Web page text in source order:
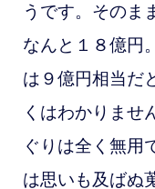
うです。そのま
なんと１８億円
は９億円相当だ
くはわかりませ
ぐりは全く無用
は思いも及ばぬ